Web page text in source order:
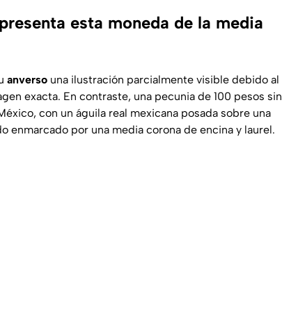
esta moneda de la media
anverso una ilustración parcialmente visible debido al
exacta. En contraste, una pecunia de 100 pesos sin
con un águila real mexicana posada sobre una
enmarcado por una media corona de encina y laurel.